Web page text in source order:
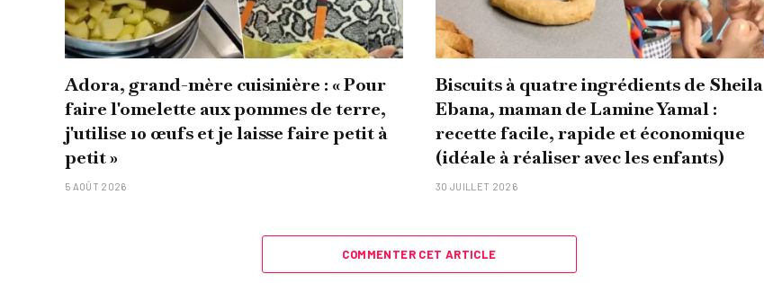
Adora, grand-mère cuisinière : « Pour
faire l'omelette aux pommes de terre,
j'utilise 10 œufs et je laisse faire petit à
petit »
5 AOÛT 2026
Biscuits à quatre ingrédients de Sheila
Ebana, maman de Lamine Yamal :
recette facile, rapide et économique
(idéale à réaliser avec les enfants)
30 JUILLET 2026
COMMENTER CET ARTICLE